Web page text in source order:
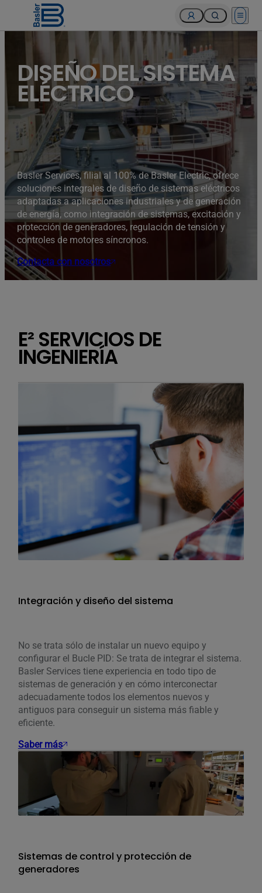
Open
Turbines of hydroelectricity power station generators inside
the Hoover Dam fuel and power generation plant, Arizona,
DISEÑO DEL SISTEMA
ELÉCTRICO
Basler Services, filial al 100% de Basler Electric, ofrece
soluciones integrales de diseño de sistemas eléctricos
adaptadas a aplicaciones industriales y de generación
de energía, como integración de sistemas, excitación y
protección de generadores, regulación de tensión y
controles de motores síncronos.
Contacta con nosotros
E² SERVICIOS DE
INGENIERÍA
Integración y diseño del sistema
No se trata sólo de instalar un nuevo equipo y
configurar el Bucle PID: Se trata de integrar el sistema.
Basler Services tiene experiencia en todo tipo de
sistemas de generación y en cómo interconectar
adecuadamente todos los elementos nuevos y
antiguos para conseguir un sistema más fiable y
eficiente.
Saber más
Sistemas de control y protección de
generadores